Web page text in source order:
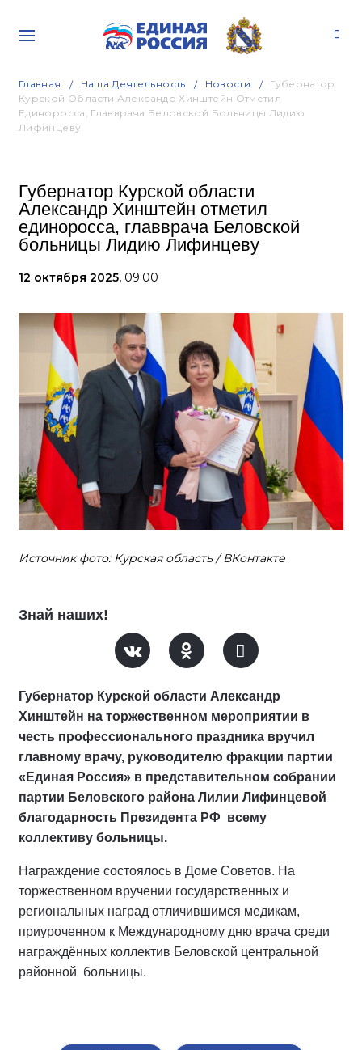
Главная Наша Деятельность Новости
Губернатор
Курской Области Александр Хинштейн Отметил
Единоросса, Главврача Беловской Больницы Лидию
Лифинцеву
Губернатор Курской области
Александр Хинштейн отметил
единоросса, главврача Беловской
больницы Лидию Лифинцеву
12 октября 2025, 09:00
Источник фото: Курская область / ВКонтакте
Знай наших!
Губернатор Курской области Александр
Хинштейн на торжественном мероприятии в
честь профессионального праздника вручил
главному врачу, руководителю фракции партии
«Единая Россия» в представительном собрании
партии Беловского района Лилии Лифинцевой
благодарность Президента РФ всему
коллективу больницы.
Награждение состоялось в Доме Советов. На
торжественном вручении государственных и
региональных наград отличившимся медикам,
приуроченном к Международному дню врача среди
награждённых коллектив Беловской центральной
районной больницы.